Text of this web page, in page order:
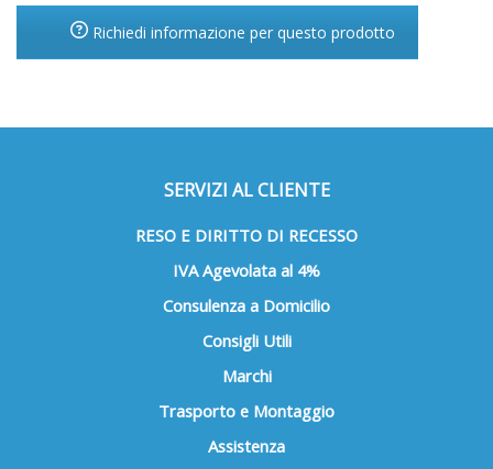
Richiedi informazione per questo prodotto
SERVIZI AL CLIENTE
RESO E DIRITTO DI RECESSO
IVA Agevolata al 4%
Consulenza a Domicilio
Consigli Utili
Marchi
Trasporto e Montaggio
Assistenza